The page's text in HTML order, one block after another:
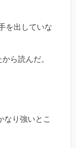
を出していな
ら読んだ。
り強いとこ